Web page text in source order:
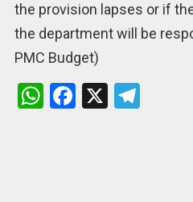
the provision lapses or if
the department will be
PMC Budget)
W F X T